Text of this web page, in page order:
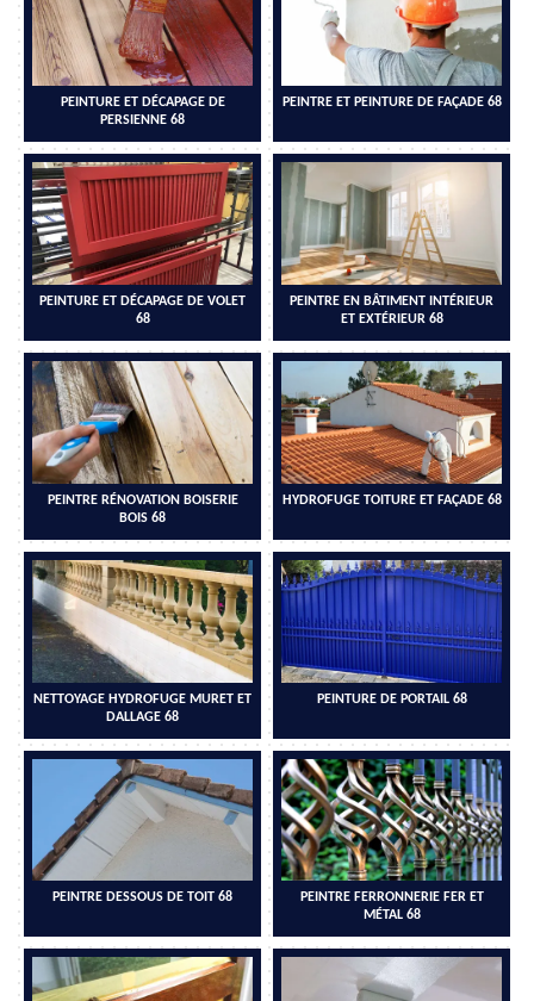
PEINTURE ET DÉCAPAGE DE
PERSIENNE 68
PEINTRE ET PEINTURE DE FAÇADE 68
PEINTURE ET DÉCAPAGE DE VOLET
68
PEINTRE EN BÂTIMENT INTÉRIEUR
ET EXTÉRIEUR 68
PEINTRE RÉNOVATION BOISERIE
BOIS 68
HYDROFUGE TOITURE ET FAÇADE 68
NETTOYAGE HYDROFUGE MURET ET
DALLAGE 68
PEINTURE DE PORTAIL 68
PEINTRE DESSOUS DE TOIT 68
PEINTRE FERRONNERIE FER ET
MÉTAL 68